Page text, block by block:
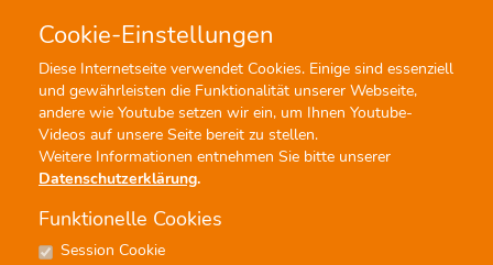
Cookie-Einstellungen
Diese Internetseite verwendet Cookies. Einige sind essenziell
und gewährleisten die Funktionalität unserer Webseite,
andere wie Youtube setzen wir ein, um Ihnen Youtube-
Videos auf unsere Seite bereit zu stellen.
Weitere Informationen entnehmen Sie bitte unserer
Datenschutzerklärung.
Funktionelle Cookies
Session Cookie
Menü Profisuche